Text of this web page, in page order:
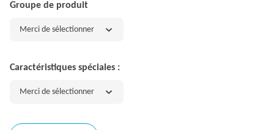
Groupe de produit
Merci de sélectionner
Caractéristiques spéciales :
Merci de sélectionner